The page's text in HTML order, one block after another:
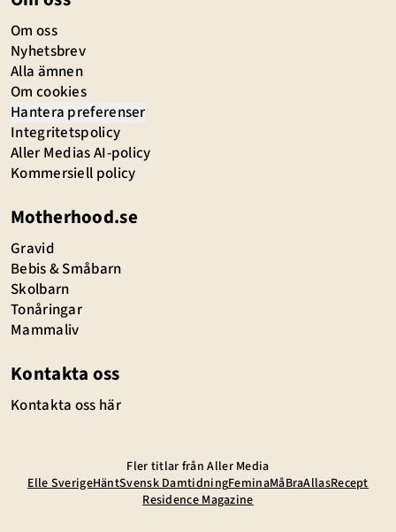
Om oss
Nyhetsbrev
Alla ämnen
Om cookies
Hantera preferenser
Integritetspolicy
Aller Medias AI-policy
Kommersiell policy
Motherhood.se
Gravid
Bebis & Småbarn
Skolbarn
Tonåringar
Mammaliv
Kontakta oss
Kontakta oss här
Fler titlar från Aller Media
Elle SverigeHäntSvensk DamtidningFeminaMåBraAllasRecept
Residence Magazine